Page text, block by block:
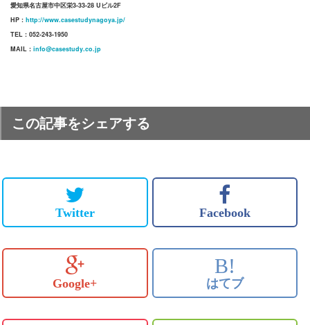
愛知県名古屋市中区栄3-33-28 Uビル2F
HP : http://www.casestudynagoya.jp/
TEL : 052-243-1950
MAIL : info@casestudy.co.jp
この記事をシェアする
Twitter Facebook
Google+
B!
はてブ